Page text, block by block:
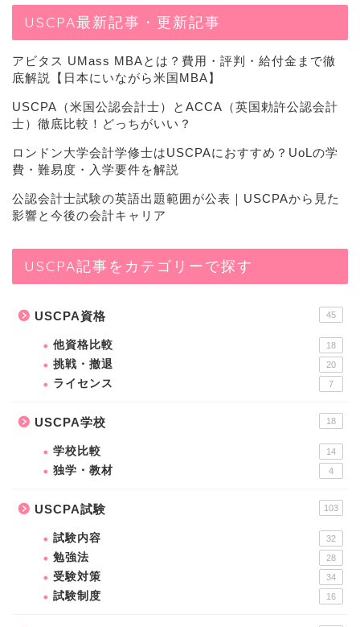
USCPA最新記事・更新記事
アビタス UMass MBAとは？費用・評判・給付金まで徹
底解説【日本にいながら米国MBA】
USCPA（米国公認会計士）とACCA（英国勅許公認会計
士）徹底比較！どっちがいい？
ロンドン大学会計学修士はUSCPAにおすすめ？UoLの学
費・難易度・入学要件を解説
公認会計士試験の英語出題範囲が公表｜USCPAから見た
影響と今後の会計キャリア
USCPA記事をカテゴリーで探す
USCPA資格 45
他資格比較 18
挑戦・撤退 20
ライセンス 7
USCPA学校 18
学校比較 14
独学・教材 4
USCPA試験 103
試験内容 32
勉強法 28
受験対策 34
試験制度 16